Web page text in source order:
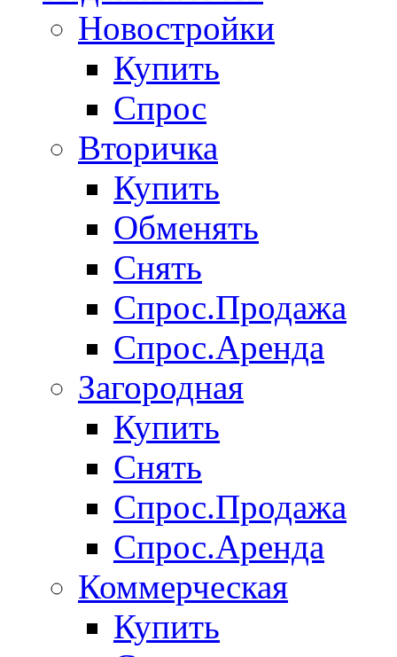
Новостройки
Купить
Спрос
Вторичка
Купить
Обменять
Снять
Спрос.Продажа
Спрос.Аренда
Загородная
Купить
Снять
Спрос.Продажа
Спрос.Аренда
Коммерческая
Купить